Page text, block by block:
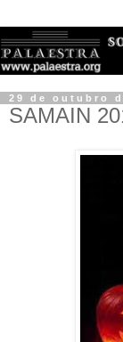
29 de outubro
SAMAIN